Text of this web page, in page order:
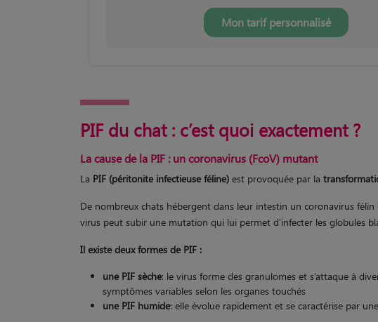
Mon tarif personnalisé
PIF du chat : c’est quoi exactement ?
La cause de la PIF : un coronavirus (FcoV) mutant
La PIF (péritonite infectieuse féline) est provoquée par la
De nombreux chats hébergent dans leur intestin un coronavirus
virus peut subir une mutation qui lui permet d’infecter les globules
Il existe deux formes de PIF :
une PIF sèche: le virus forme des granulomes et s’attaque à
symptômes variables selon les organes touchés
une PIF humide: elle évolue rapidement et se caractérise par